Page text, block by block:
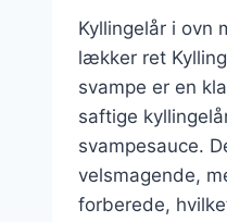
Kyllingelår i ovn
lækker ret
svampe er en
saftige
svampesauce.
velsmagende,
forberede,